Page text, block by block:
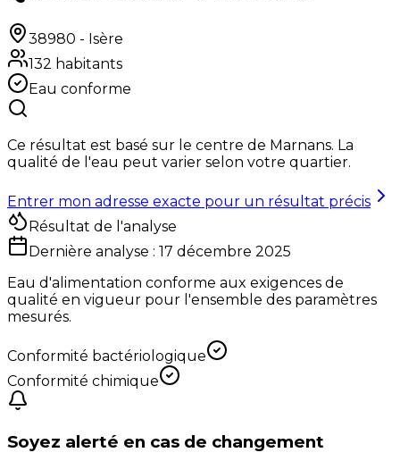
38980 - Isère
132 habitants
Eau conforme
Ce résultat est basé sur le centre de Marnans. La
qualité de l'eau peut varier selon votre quartier.
Entrer mon adresse exacte pour un résultat précis
Résultat de l'analyse
Dernière analyse : 17 décembre 2025
Eau d'alimentation conforme aux exigences de
qualité en vigueur pour l'ensemble des paramètres
mesurés.
Conformité bactériologique
Conformité chimique
Soyez alerté en cas de changement